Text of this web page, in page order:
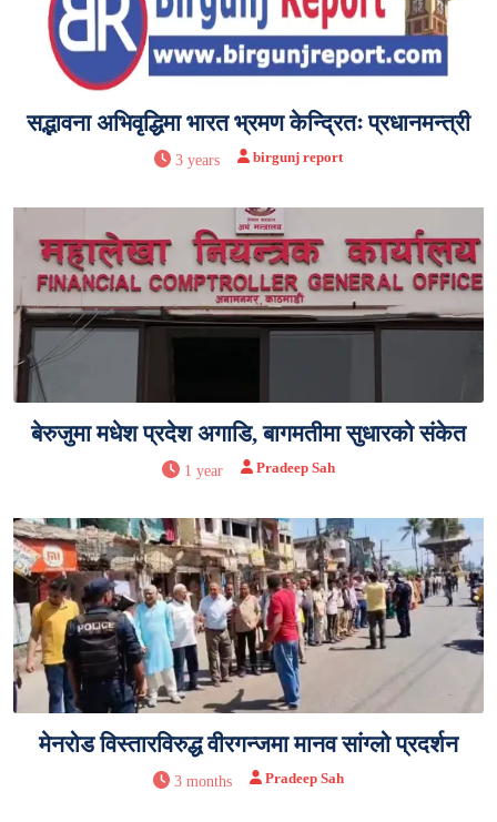
सद्भावना अभिवृद्धिमा भारत भ्रमण केन्द्रितः प्रधानमन्त्री
3 years birgunj report
बेरुजुमा मधेश प्रदेश अगाडि, बागमतीमा सुधारको संकेत
1 year Pradeep Sah
मेनरोड विस्तारविरुद्ध वीरगन्जमा मानव सांग्लो प्रदर्शन
3 months Pradeep Sah